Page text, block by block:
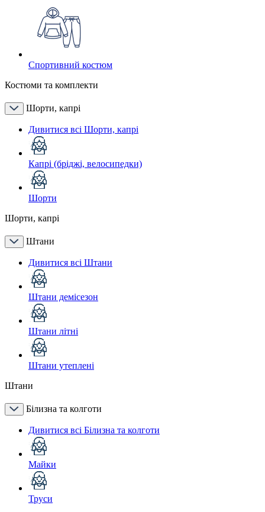
Спортивний костюм
Костюми та комплекти
Шорти, капрі
Дивитися всі Шорти, капрі
Капрі (бріджі, велосипедки)
Шорти
Шорти, капрі
Штани
Дивитися всі Штани
Штани демісезон
Штани літні
Штани утеплені
Штани
Білизна та колготи
Дивитися всі Білизна та колготи
Майки
Труси